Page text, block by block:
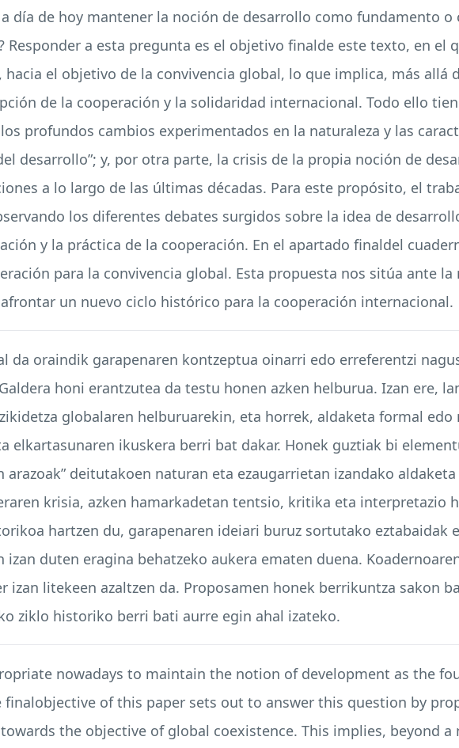
día de hoy mantener la noción de desarrollo como fundamento
Responder a esta pregunta es el objetivo finalde este texto, en el
hacia el objetivo de la convivencia global, lo que implica, más
de la cooperación y la solidaridad internacional. Todo ello
profundos cambios experimentados en la naturaleza y las
desarrollo”; y, por otra parte, la crisis de la propia noción de
a lo largo de las últimas décadas. Para este propósito, el
los diferentes debates surgidos sobre la idea de
y la práctica de la cooperación. En el apartado finaldel
para la convivencia global. Esta propuesta nos sitúa ante
un nuevo ciclo histórico para la cooperación internacional.
da oraindik garapenaren kontzeptua oinarri edo erreferentzi
honi erantzutea da testu honen azken helburua. Izan ere,
globalaren helburuarekin, eta horrek, aldaketa formal
elkartasunaren ikuskera berri bat dakar. Honek guztiak bi
arazoak” deitutakoen naturan eta ezaugarrietan izandako
krisia, azken hamarkadetan tentsio, kritika eta interpretazio
hartzen du, garapenaren ideiari buruz sortutako eztabaidak
izan duten eragina behatzeko aukera ematen duena.
izan litekeen azaltzen da. Proposamen honek berrikuntza sakon
ziklo historiko berri bati aurre egin ahal izateko.
nowadays to maintain the notion of development as the
finalobjective of this paper sets out to answer this question by
the objective of global coexistence. This implies, beyond